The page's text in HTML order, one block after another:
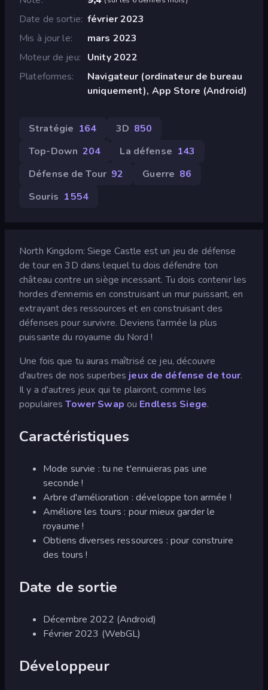
Date de sortie février 2023
Mis à jour le
mars 2023
Moteur de jeu
Unity 2022
Plateformes
Navigateur (ordinateur de bureau
uniquement), App Store (Android)
Stratégie 164 3D 850
Top-Down 204 La défense 143
Défense de Tour 92 Guerre 86
Souris 1 554
North Kingdom: Siege Castle est un jeu de défense
de tour en 3D dans lequel tu dois défendre ton
château contre un siège incessant. Tu dois contenir les
hordes d'ennemis en construisant un mur puissant, en
extrayant des ressources et en construisant des
défenses pour survivre. Deviens l'armée la plus
puissante du royaume du Nord !
Une fois que tu auras maîtrisé ce jeu, découvre
d'autres de nos superbes jeux de défense de tour.
Il y a d'autres jeux qui te plairont, comme les
populairesTower Swap ou Endless Siege.
Caractéristiques
Mode survie : tu ne t'ennuieras pas une
seconde !
Arbre d'amélioration : développe ton armée !
Améliore les tours : pour mieux garder le
royaume !
Obtiens diverses ressources : pour construire
des tours !
Date de sortie
Décembre 2022 (Android)
Février 2023 (WebGL)
Développeur